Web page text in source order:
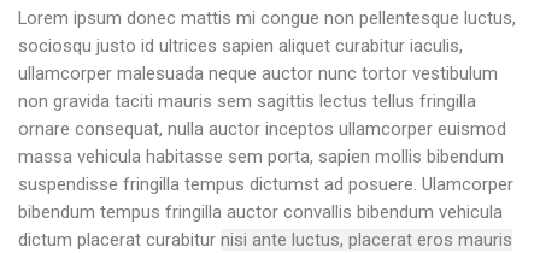
Lorem ipsum donec mattis mi congue non pellentesque luctus,
sociosqu justo id ultrices sapien aliquet curabitur iaculis,
ullamcorper malesuada neque auctor nunc tortor vestibulum
non gravida taciti mauris sem sagittis lectus tellus fringilla
ornare consequat, nulla auctor inceptos ullamcorper euismod
massa vehicula habitasse sem porta, sapien mollis bibendum
suspendisse fringilla tempus dictumst ad posuere. Ulamcorper
bibendum tempus fringilla auctor convallis bibendum vehicula
dictum placerat curabitur nisi ante luctus, placerat eros mauris